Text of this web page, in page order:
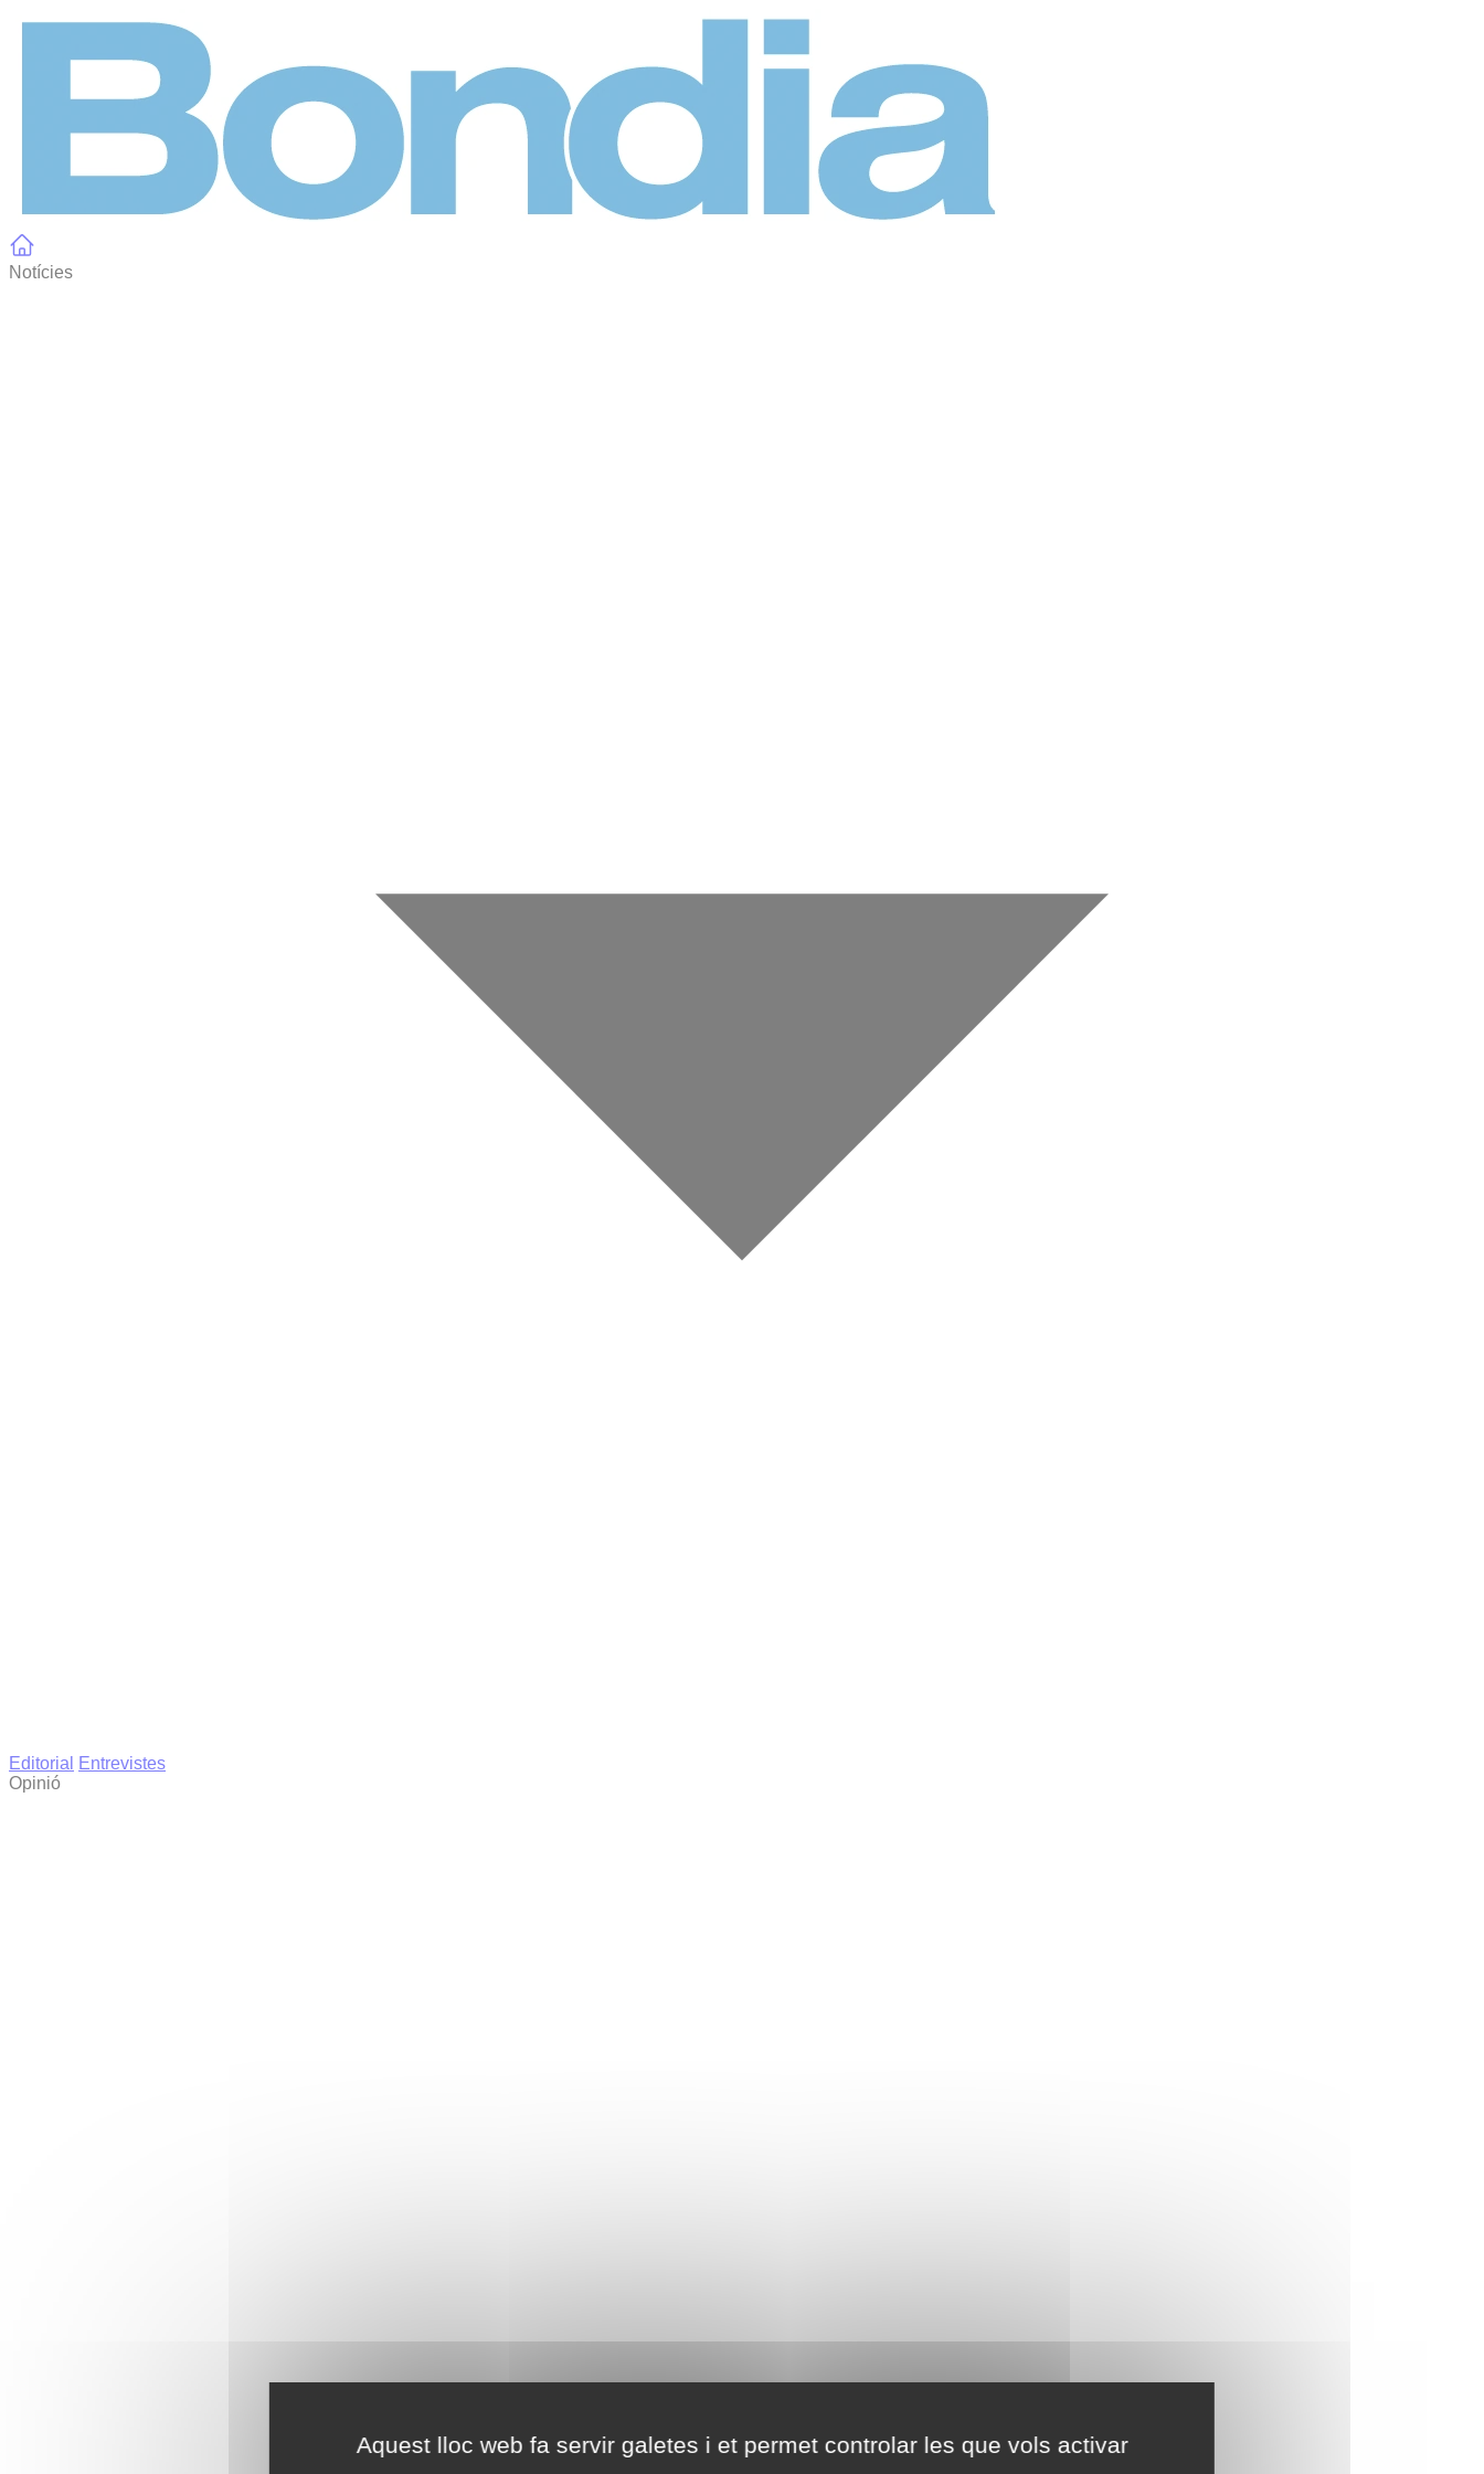
Aquest lloc web fa servir galetes i et permet controlar les que vols activar
Notícies
Editorial
Entrevistes
Opinió